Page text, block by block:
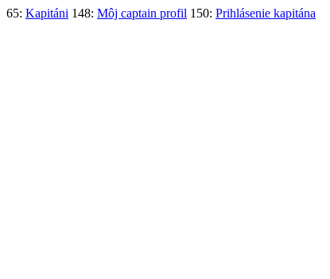
65: Kapitáni 148: Môj captain profil 150: Prihlásenie kapitána